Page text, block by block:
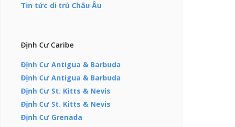
Tin tức di trú Châu Âu
Định Cư Caribe
Định Cư Antigua & Barbuda
Định Cư Antigua & Barbuda
Định Cư St. Kitts & Nevis
Định Cư St. Kitts & Nevis
Định Cư Grenada